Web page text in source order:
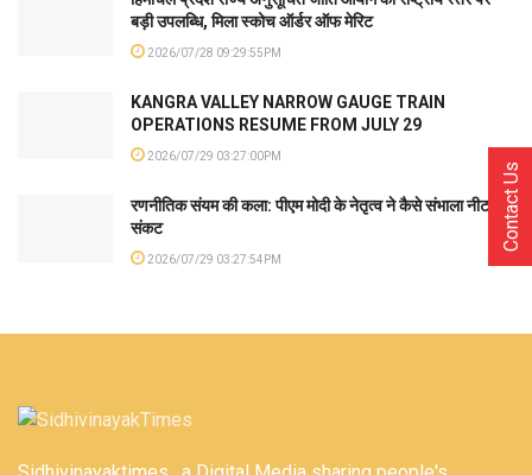
बड़ी उपलब्धि, मिला स्कोच ऑर्डर ऑफ मेरिट
2026/07/28 09:29:55PM
KANGRA VALLEY NARROW GAUGE TRAIN
OPERATIONS RESUME FROM JULY 29
2026/07/29 03:27:00PM
रणनीतिक संयम की कला: पीएम मोदी के नेतृत्व ने कैसे संभाला नीट
संकट
2026/07/29 03:27:54PM
Contact Us